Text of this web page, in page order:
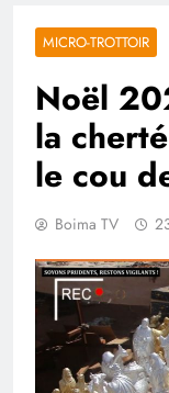
MICRO-TROTTOIR
Noël
la
le cou
Boima TV